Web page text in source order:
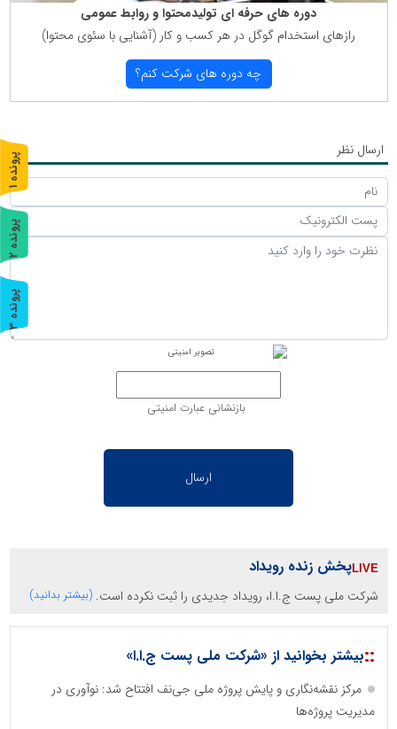
دوره های حرفه ای تولیدمحتوا و روابط عمومی
رازهای استخدام گوگل در هر كسب و كار (آشنایی با سئوی محتوا)
چه دوره های شركت كنم؟
ارسال نظر
بازنشانی عبارت امنیتی
پخش زنده رویداد
شرکت ملی پست ج.ا.ا، رویداد جدیدی را ثبت نکرده است. (بیشتر بدانید)
::بیشتر بخوانید از «شرکت ملی پست ج.ا.ا»
مرکز نقشه‌نگاری و پایش پروژه ملی جی‌نف افتتاح شد: نوآوری در
مدیریت پروژه‌ها
پ
ر
و
ن
د
ه
1
پ
ر
و
ن
د
ه
2
پ
ر
و
ن
د
ه
3